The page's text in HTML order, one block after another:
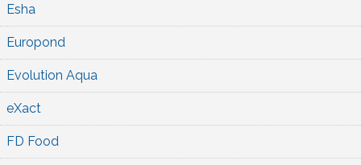
Esha
Europond
Evolution Aqua
eXact
FD Food